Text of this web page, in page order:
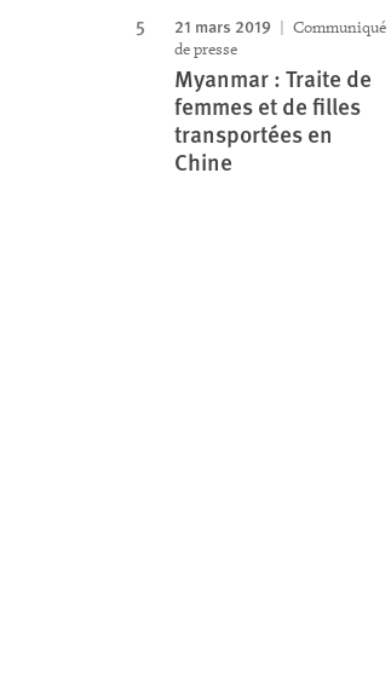
21 mars 2019
Communiqué
de presse
Myanmar : Traite de
femmes et de filles
transportées en
Chine